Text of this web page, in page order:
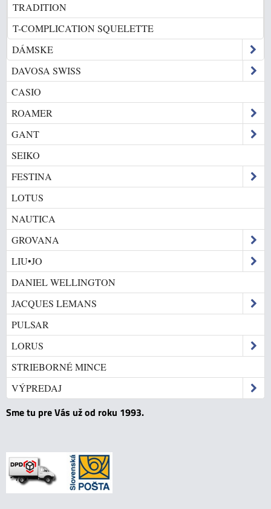
TRADITION
T-COMPLICATION SQUELETTE
DÁMSKE
DAVOSA SWISS
CASIO
ROAMER
GANT
SEIKO
FESTINA
LOTUS
NAUTICA
GROVANA
LIU•JO
DANIEL WELLINGTON
JACQUES LEMANS
PULSAR
LORUS
STRIEBORNÉ MINCE
VÝPREDAJ
Sme tu pre Vás už od roku 1993.